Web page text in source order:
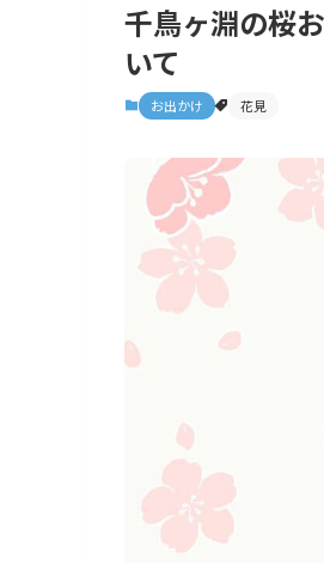
千鳥ヶ淵の桜
いて
お出かけ 花見